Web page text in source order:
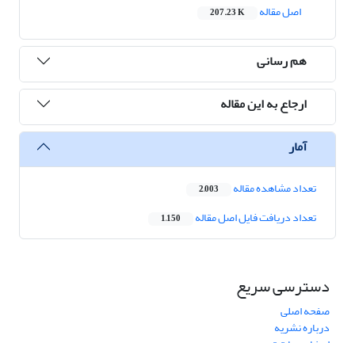
اصل مقاله
207.23 K
هم رسانی
ارجاع به این مقاله
آمار
تعداد مشاهده مقاله 2,003
تعداد دریافت فایل اصل مقاله 1,150
دسترسی سریع
صفحه اصلی
درباره نشریه